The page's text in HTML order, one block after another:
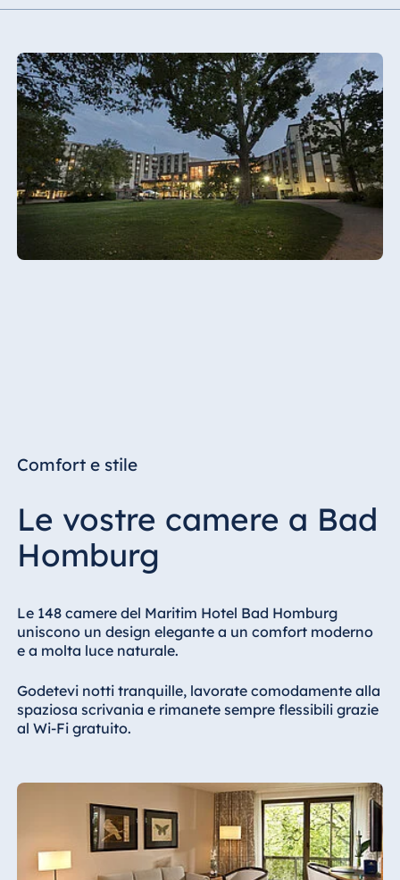
Comfort e stile
Le vostre camere a Bad
Homburg
Le 148 camere del Maritim Hotel Bad Homburg
uniscono un design elegante a un comfort moderno
e a molta luce naturale.
Godetevi notti tranquille, lavorate comodamente alla
spaziosa scrivania e rimanete sempre flessibili grazie
al Wi-Fi gratuito.